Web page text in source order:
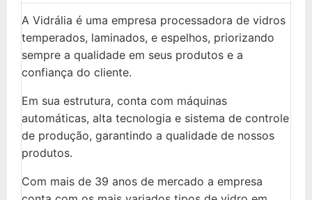
A Vidrália é uma empresa processadora de vidros
temperados, laminados, e espelhos, priorizando
sempre a qualidade em seus produtos e a
confiança do cliente.
Em sua estrutura, conta com máquinas
automáticas, alta tecnologia e sistema de controle
de produção, garantindo a qualidade de nossos
produtos.
Com mais de 39 anos de mercado a empresa